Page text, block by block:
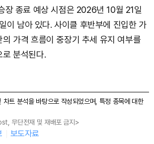
장 종료 예상 시점은 2026년 10월 21일
이 남아 있다. 사이클 후반부에 진입한 가
가격 흐름이 중장기 추세 유지 여부를
로 분석된다.
차트 분석을 바탕으로 작성되었으며, 특정 종목에 대한
무단전재 및 재배포 금지>
보도자료